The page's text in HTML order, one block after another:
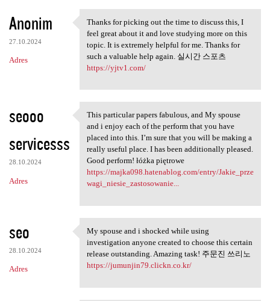
Anonim
27.10.2024
Adres
Thanks for picking out the
Thanks for picking out the time to discuss this, I
feel great about it and love studying more on this
topic. It is extremely helpful for me. Thanks for
such a valuable help again. 실시간 스포츠
https://yjtv1.com/
seooo
servicesss
28.10.2024
Adres
This particular papers
This particular papers fabulous, and My spouse
and i enjoy each of the perform that you have
placed into this. I’m sure that you will be making a
really useful place. I has been additionally pleased.
Good perform! łóżka piętrowe
https://majka098.hatenablog.com/entry/Jakie_prze
wagi_niesie_zastosowanie...
seo
28.10.2024
Adres
My spouse and i shocked while
My spouse and i shocked while using
investigation anyone created to choose this certain
release outstanding. Amazing task! 주문진 쓰리노
https://jumunjin79.clickn.co.kr/